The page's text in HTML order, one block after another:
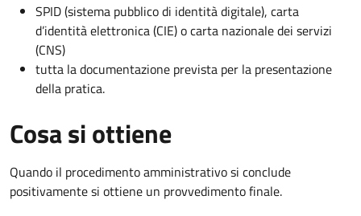
SPID (sistema pubblico di identità digitale), carta
d’identità elettronica (CIE) o carta nazionale dei servizi
(CNS)
tutta la documentazione prevista per la presentazione
della pratica.
Cosa si ottiene
Quando il procedimento amministrativo si conclude
positivamente si ottiene un provvedimento finale.